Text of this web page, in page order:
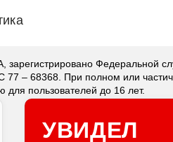
Федеральной
– 68368. При полном или
пользователей до 16 лет.
УВИДЕЛ